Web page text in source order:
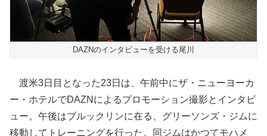
DAZNのインタビューを受ける尾川
渡米3日目となった23日は、午前中にザ・ニューヨーカ
ー・ホテルでDAZNによるプロモーション撮影とインタビ
ュー。午後はブルックリンに在る、グリーソンズ・ジムに
移動してトレーニングを行った。同ジムはかつてモハメ